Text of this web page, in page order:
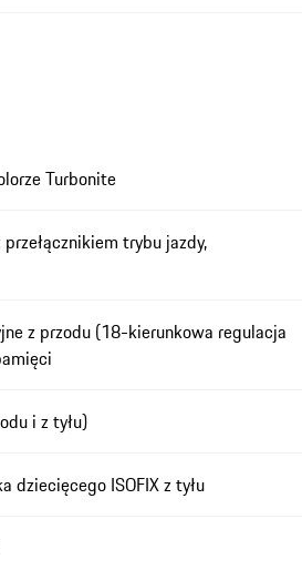
Turbonite
trybu jazdy,
z przodu (18-kierunkowa regulacja
i z tyłu)
dziecięcego ISOFIX z tyłu